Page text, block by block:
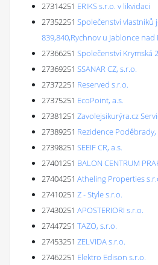
27314251 ERIKS s.r.o. v likvidaci
27352251 Společenství vlastníků
839,840,Rychnov u Jablonce nad
27366251 Společenství Krymská
27369251 SSANAR CZ, s.r.o.
27372251 Reserved s.r.o.
27375251 EcoPoint, a.s.
27381251 Zavolejsikurýra.cz
27389251 Rezidence
27398251 SEEIF CR, a.s.
27401251 BALON CENTRUM
27404251 Atheling Properties
27410251 Z - Style s.r.o.
27430251 APOSTERIORI s.r.o.
27447251 TAZO, s.r.o.
27453251 ZELVIDA s.r.o.
27462251 Elektro Edison s.r.o.